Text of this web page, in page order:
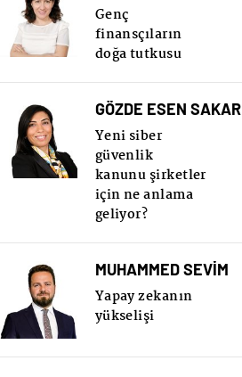
Genç
finansçıların
doğa tutkusu
GÖZDE ESEN SAKAR
Yeni siber
güvenlik
kanunu şirketler
için ne anlama
geliyor?
MUHAMMED SEVİM
Yapay zekanın
yükselişi